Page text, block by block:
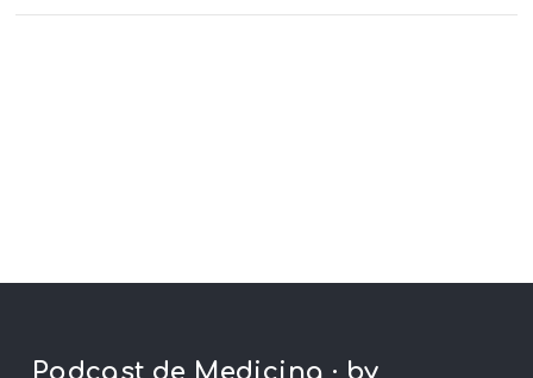
Podcast de Medicina · by